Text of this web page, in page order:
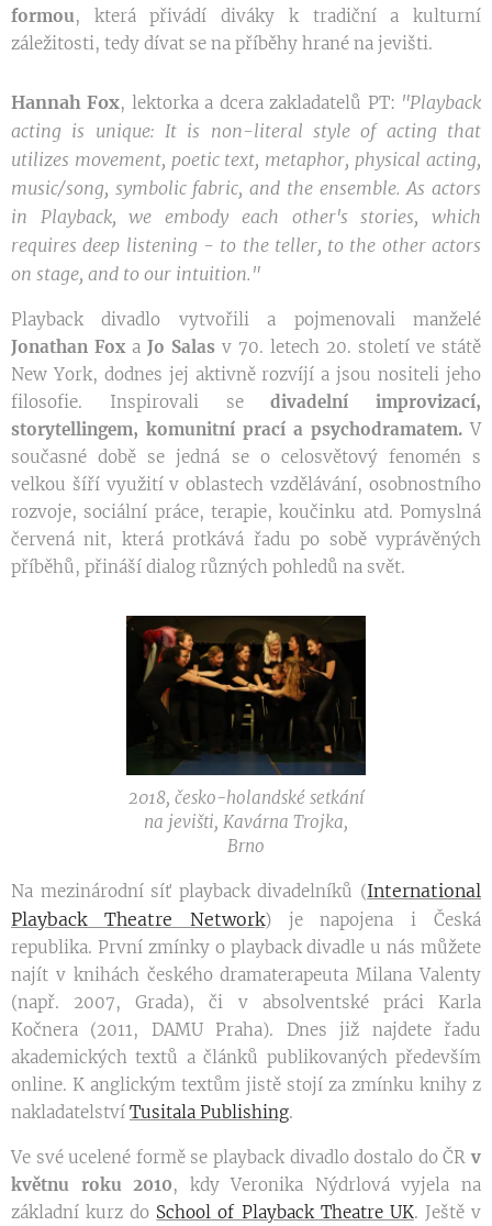
formou, která přivádí diváky k tradiční a kulturní
záležitosti, tedy dívat se na příběhy hrané na jevišti.
Hannah Fox, lektorka a dcera zakladatelů PT: "Playback
acting is unique: It is non-literal style of acting that
utilizes movement, poetic text, metaphor, physical acting,
music/song, symbolic fabric, and the ensemble. As actors
in Playback, we embody each other's stories, which
requires deep listening - to the teller, to the other actors
on stage, and to our intuition."
Playback divadlo vytvořili a pojmenovali manželé
Jonathan Fox a Jo Salas v 70. letech 20. století ve státě
New York, dodnes jej aktivně rozvíjí a jsou nositeli jeho
filosofie. Inspirovali sedivadelní improvizací,
storytellingem, komunitní prací a psychodramatem. V
současné době se jedná se o celosvětový fenomén s
velkou šíří využití v oblastech vzdělávání, osobnostního
rozvoje, sociální práce, terapie, koučinku atd. Pomyslná
červená nit, která protkává řadu po sobě vyprávěných
příběhů, přináší dialog různých pohledů na svět.
2018, česko-holandské setkání
na jevišti, Kavárna Trojka,
Brno
Na mezinárodní síť playback divadelníků (International
Playback Theatre Network) je napojena i Česká
republika. První zmínky o playback divadle u nás můžete
najít v knihách českého dramaterapeuta Milana Valenty
(např. 2007, Grada), či v absolventské práci Karla
Kočnera (2011, DAMU Praha). Dnes již najdete řadu
akademických textů a článků publikovaných především
online. K anglickým textům jistě stojí za zmínku knihy z
nakladatelství Tusitala Publishing.
Ve své ucelené formě se playback divadlo dostalo do ČR v
květnu roku 2010, kdy Veronika Nýdrlová vyjela na
základní kurz do School of Playback Theatre UK. Ještě v